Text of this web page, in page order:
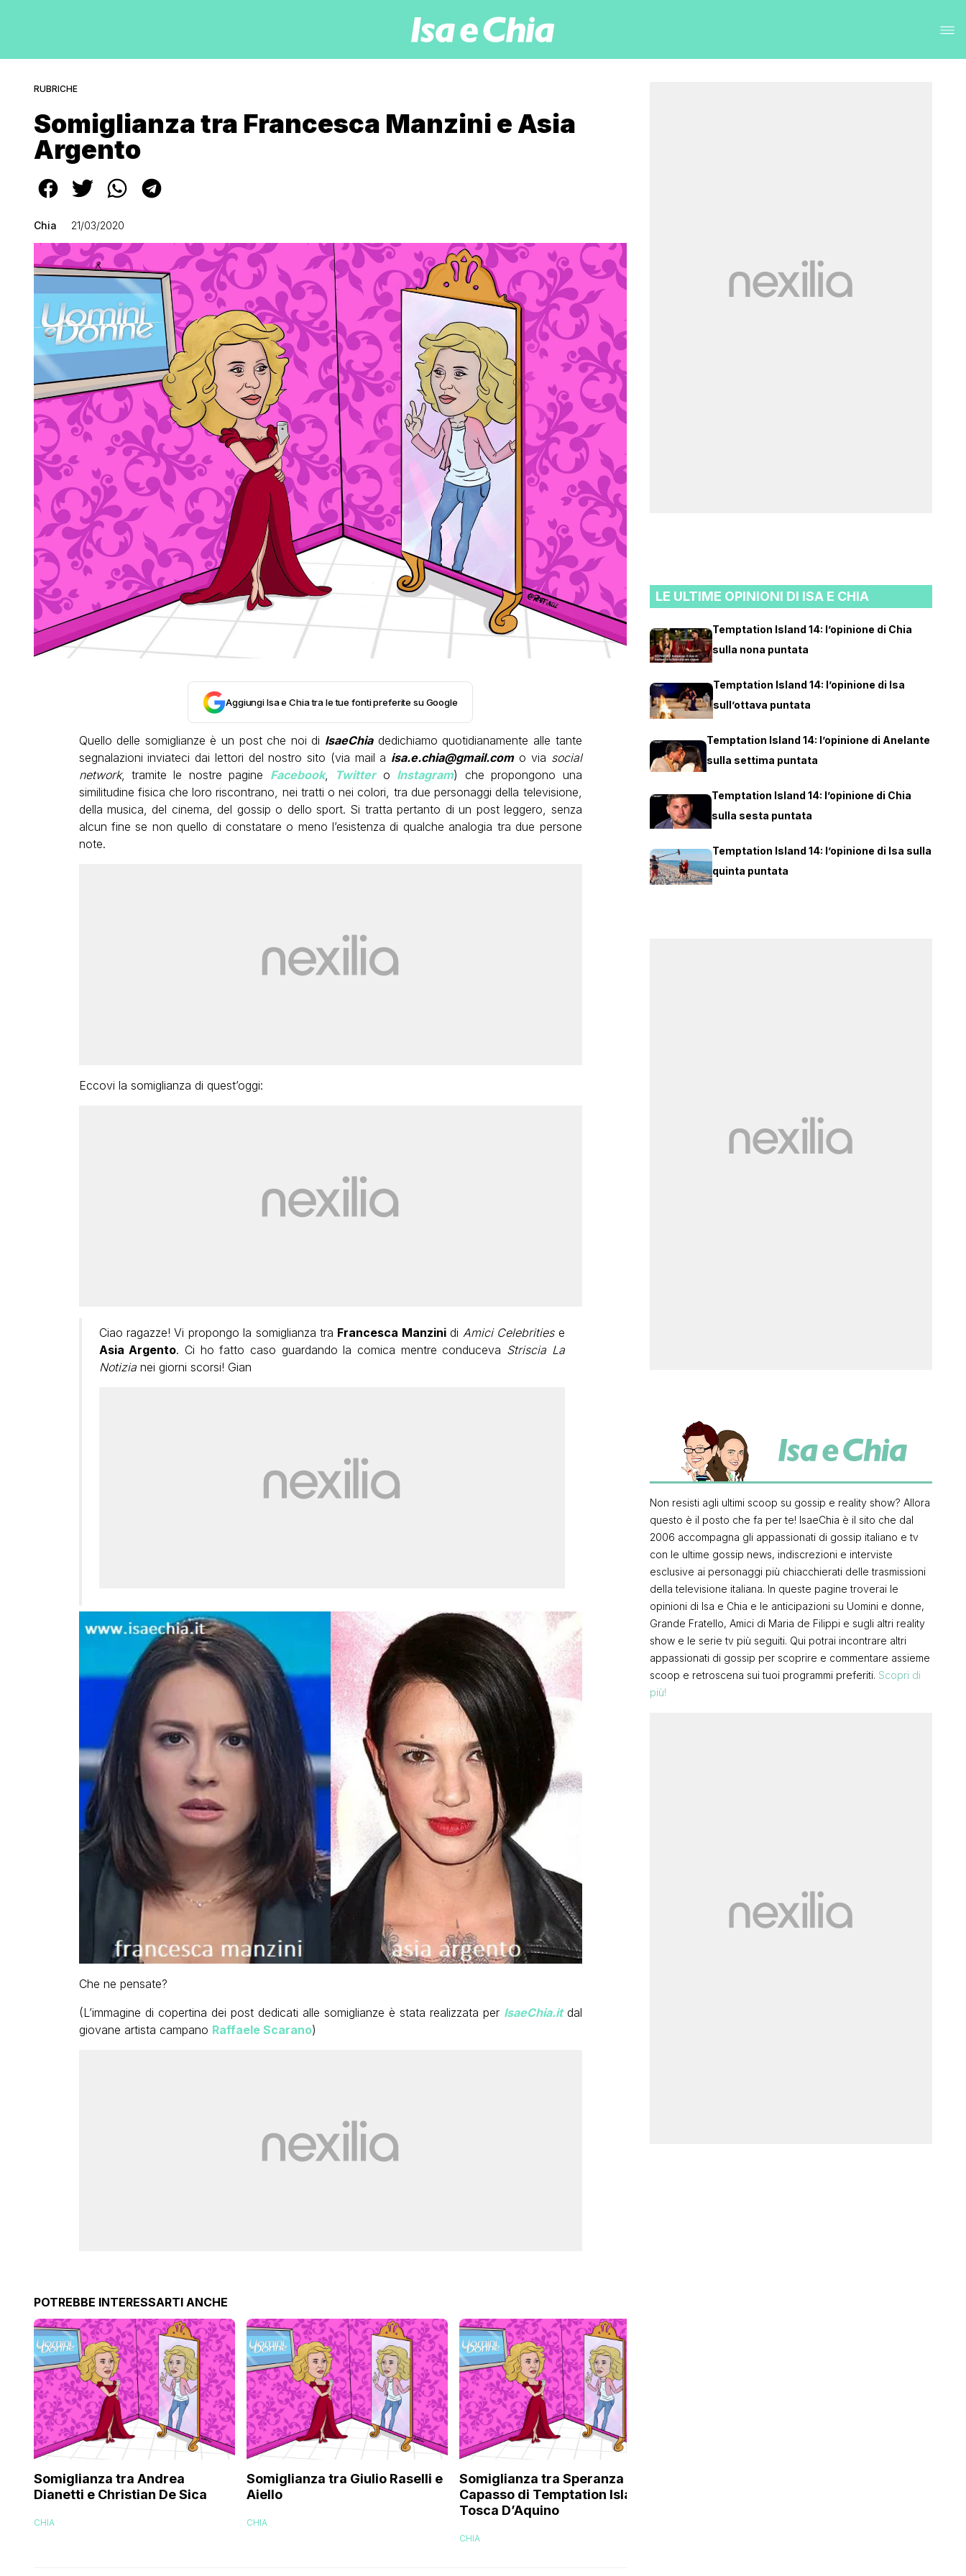
RUBRICHE
Somiglianza tra Francesca Manzini e Asia
Argento
Chia 21/03/2020
Aggiungi Isa e Chia tra le tue fonti preferite su Google
Quello delle somiglianze è un post che noi di IsaeChiadedichiamo quotidianamente alle tante
segnalazioni inviateci dai lettori del nostro sito (via mail a isa.e.chia@gmail.como via social
network, tramite le nostre pagine Facebook, Twittero Instagram) che propongono una
similitudine fisica che loro riscontrano, nei tratti o nei colori, tra due personaggi della televisione,
della musica, del cinema, del gossip o dello sport. Si tratta pertanto di un post leggero, senza
alcun fine se non quello di constatare o meno l’esistenza di qualche analogia tra due persone
note.
Eccovi la somiglianza di quest’oggi:
Ciao ragazze! Vi propongo la somiglianza tra Francesca Manzinidi Amici Celebritiese
Asia Argento. Ci ho fatto caso guardando la comica mentre conduceva Striscia La
Notizianei giorni scorsi! Gian
Che ne pensate?
(L’immagine di copertina dei post dedicati alle somiglianze è stata realizzata per IsaeChia.itdal
giovane artista campano Raffaele Scarano)
POTREBBE INTERESSARTI ANCHE
Somiglianza tra Andrea
Dianetti e Christian De Sica
CHIA
Somiglianza tra Giulio Raselli e
Aiello
CHIA
Somiglianza tra Speranza
Capasso di Temptation Island e
Tosca D’Aquino
CHIA
LE ULTIME OPINIONI DI ISA E CHIA
Temptation Island 14: l’opinione di Chia
sulla nona puntata
Temptation Island 14: l’opinione di Isa
sull’ottava puntata
Temptation Island 14: l’opinione di Anelante
sulla settima puntata
Temptation Island 14: l’opinione di Chia
sulla sesta puntata
Temptation Island 14: l’opinione di Isa sulla
quinta puntata
Non resisti agli ultimi scoop su gossip e reality show? Allora
questo è il posto che fa per te! IsaeChia è il sito che dal
2006 accompagna gli appassionati di gossip italiano e tv
con le ultime gossip news, indiscrezioni e interviste
esclusive ai personaggi più chiacchierati delle trasmissioni
della televisione italiana. In queste pagine troverai le
opinioni di Isa e Chia e le anticipazioni su Uomini e donne,
Grande Fratello, Amici di Maria de Filippi e sugli altri reality
show e le serie tv più seguiti. Qui potrai incontrare altri
appassionati di gossip per scoprire e commentare assieme
scoop e retroscena sui tuoi programmi preferiti. Scopri di
più!